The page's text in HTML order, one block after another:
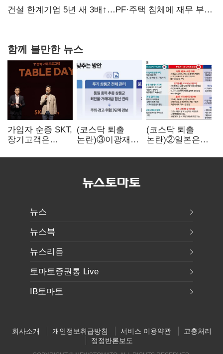
당장 퇴출?…시간만으론 부족한 코스닥 구하기
건설 한계기업 5년 새 3배↑…PF·주택 침체에 재무 부담
함께 볼만한 뉴스
가입자 순증 SKT,
장기고객은
챙긴다
(코스닥 퇴출
논란)③이광재
자동차 없애지는
(코스닥 퇴출
논란)②일본은
기다려주는데
뉴스
뉴스북
뉴스리듬
토마토증권통 Live
IB토마토
회사소개 개인정보취급방침 서비스 이용약관
고충처리
정정반론보도